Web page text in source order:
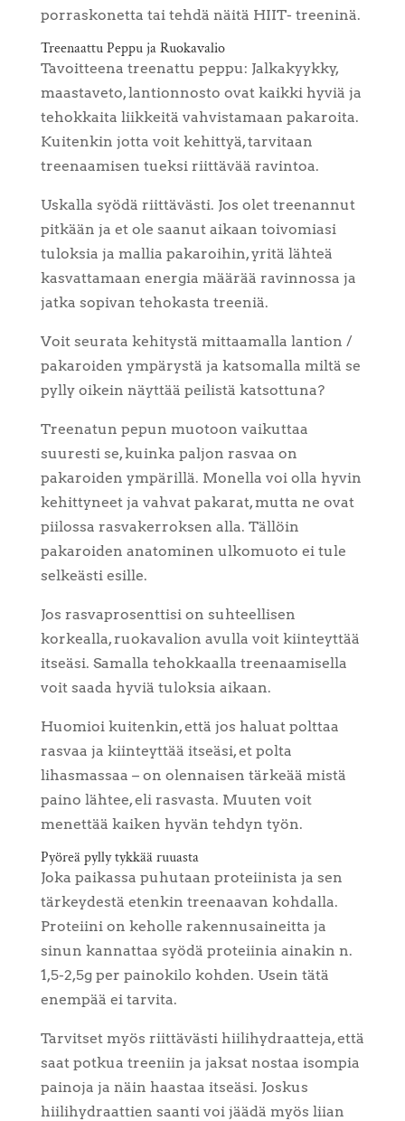
porraskonetta tai tehdä näitä HIIT- treeninä.
Treenaattu Peppu ja Ruokavalio
Tavoitteena treenattu peppu: Jalkakyykky,
maastaveto, lantionnosto ovat kaikki hyviä ja
tehokkaita liikkeitä vahvistamaan pakaroita.
Kuitenkin jotta voit kehittyä, tarvitaan
treenaamisen tueksi riittävää ravintoa.
Uskalla syödä riittävästi. Jos olet treenannut
pitkään ja et ole saanut aikaan toivomiasi
tuloksia ja mallia pakaroihin, yritä lähteä
kasvattamaan energia määrää ravinnossa ja
jatka sopivan tehokasta treeniä.
Voit seurata kehitystä mittaamalla lantion /
pakaroiden ympärystä ja katsomalla miltä se
pylly oikein näyttää peilistä katsottuna?
Treenatun pepun muotoon vaikuttaa
suuresti se, kuinka paljon rasvaa on
pakaroiden ympärillä. Monella voi olla hyvin
kehittyneet ja vahvat pakarat, mutta ne ovat
piilossa rasvakerroksen alla. Tällöin
pakaroiden anatominen ulkomuoto ei tule
selkeästi esille.
Jos rasvaprosenttisi on suhteellisen
korkealla, ruokavalion avulla voit kiinteyttää
itseäsi. Samalla tehokkaalla treenaamisella
voit saada hyviä tuloksia aikaan.
Huomioi kuitenkin, että jos haluat polttaa
rasvaa ja kiinteyttää itseäsi, et polta
lihasmassaa – on olennaisen tärkeää mistä
paino lähtee, eli rasvasta. Muuten voit
menettää kaiken hyvän tehdyn työn.
Pyöreä pylly tykkää ruuasta
Joka paikassa puhutaan proteiinista ja sen
tärkeydestä etenkin treenaavan kohdalla.
Proteiini on keholle rakennusaineitta ja
sinun kannattaa syödä proteiinia ainakin n.
1,5-2,5g per painokilo kohden. Usein tätä
enempää ei tarvita.
Tarvitset myös riittävästi hiilihydraatteja, että
saat potkua treeniin ja jaksat nostaa isompia
painoja ja näin haastaa itseäsi. Joskus
hiilihydraattien saanti voi jäädä myös liian